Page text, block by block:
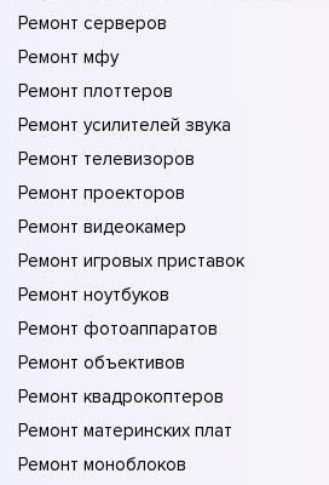
Ремонт серверов
Ремонт мфу
Ремонт плоттеров
Ремонт усилителей звука
Ремонт телевизоров
Ремонт проекторов
Ремонт видеокамер
Ремонт игровых приставок
Ремонт ноутбуков
Ремонт фотоаппаратов
Ремонт объективов
Ремонт квадрокоптеров
Ремонт материнских плат
Ремонт моноблоков